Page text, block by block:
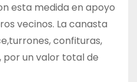
esta medida en apoyo
vecinos. La canasta
confituras,
por un valor total de